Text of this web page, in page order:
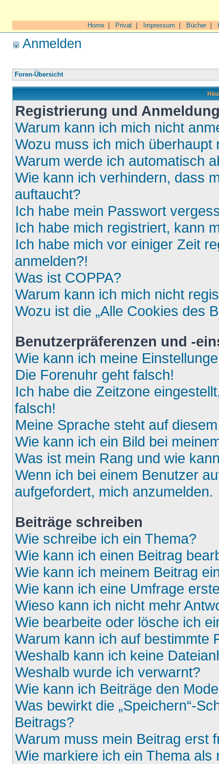
Home Privat Impressum Bücher|
Anmelden
Foren-Übersicht
Registrierung und
Warum kann ich mich nicht
Wozu muss ich mich überhaupt
Warum werde ich automatisch
Wie kann ich verhindern, dass
auftaucht?
Ich habe mein Passwort
Ich habe mich registriert, kann
Ich habe mich vor einiger Zeit
anmelden?!
Was ist COPPA?
Warum kann ich mich nicht
Wozu ist die „Alle Cookies des
Benutzerpräferenzen und -
Wie kann ich meine
Die Forenuhr geht falsch!
Ich habe die Zeitzone
falsch!
Meine Sprache steht auf
Wie kann ich ein Bild bei
Was ist mein Rang und wie
Wenn ich bei einem Benutzer
aufgefordert, mich anzumelden.
Beiträge schreiben
Wie schreibe ich ein Thema?
Wie kann ich einen Beitrag
Wie kann ich meinem Beitrag
Wie kann ich eine Umfrage
Wieso kann ich nicht mehr
Wie bearbeite oder lösche ich
Warum kann ich auf bestimmte
Weshalb kann ich keine
Weshalb wurde ich verwarnt?
Wie kann ich Beiträge den
Was bewirkt die „Speichern“-
Beitrags?
Warum muss mein Beitrag erst
Wie markiere ich ein Thema als